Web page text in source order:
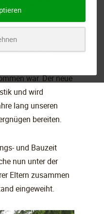
und
geschieht: Der
war. Der neue
und wird
lang unseren
bereiten.
und Bauzeit
nun unter der
Eltern zusammen
eingeweiht.